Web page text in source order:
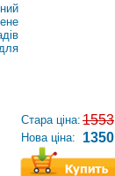
Стара ціна: 1553
Нова ціна:
1350